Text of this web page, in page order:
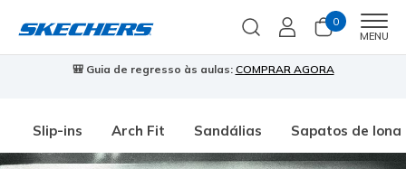
0
MENU
🎒 Guia de regresso às aulas: COMPRAR AGORA
Slip-ins Arch Fit Sandálias Sapatos de lona